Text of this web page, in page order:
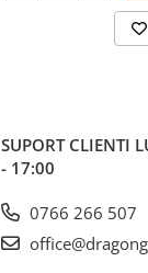
SUPORT CLIENTI
- 17:00
0766 266 507